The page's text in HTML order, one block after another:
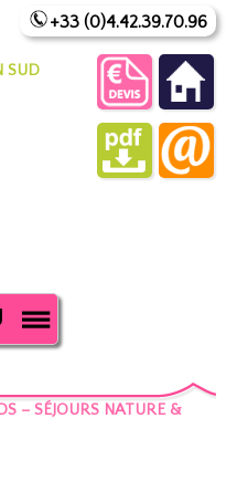
SUD
+33 (0)4.42.39.70.96
– SÉJOURS NATURE &